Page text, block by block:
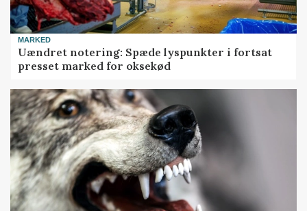
MARKED
Uændret notering: Spæde lyspunkter i fortsat
presset marked for oksekød